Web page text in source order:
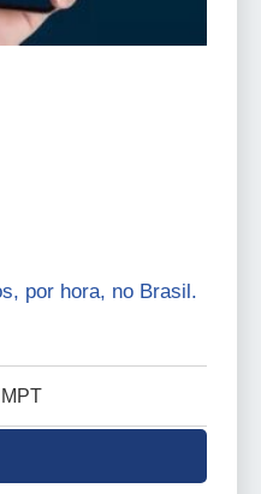
por hora, no Brasil.